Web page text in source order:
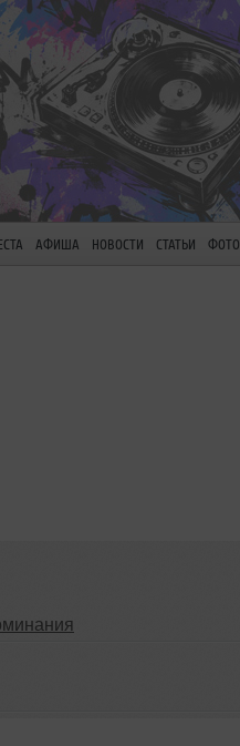
АФИША НОВОСТИ СТАТЬИ ФОТО